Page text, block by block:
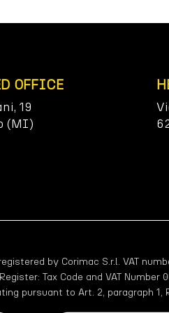
OFFICE
19
(MI)
by Corimac S.r.l. VAT
Tax Code and VAT
pursuant to Art. 2, paragraph 1,